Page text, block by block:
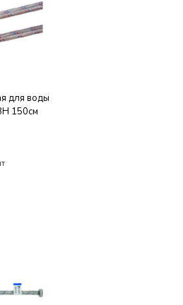
для воды
150см